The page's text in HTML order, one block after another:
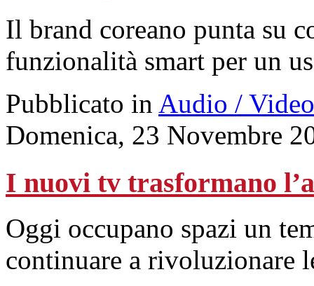
Il brand coreano punta su
funzionalità smart per un
Pubblicato in Audio / Video
Domenica, 23 Novembre
I nuovi tv trasformano
Oggi occupano spazi un
continuare a rivoluzionare